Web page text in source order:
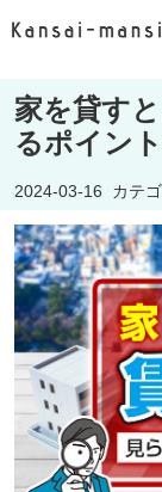
家を貸す
るポイン
2024-03-16 カテゴ